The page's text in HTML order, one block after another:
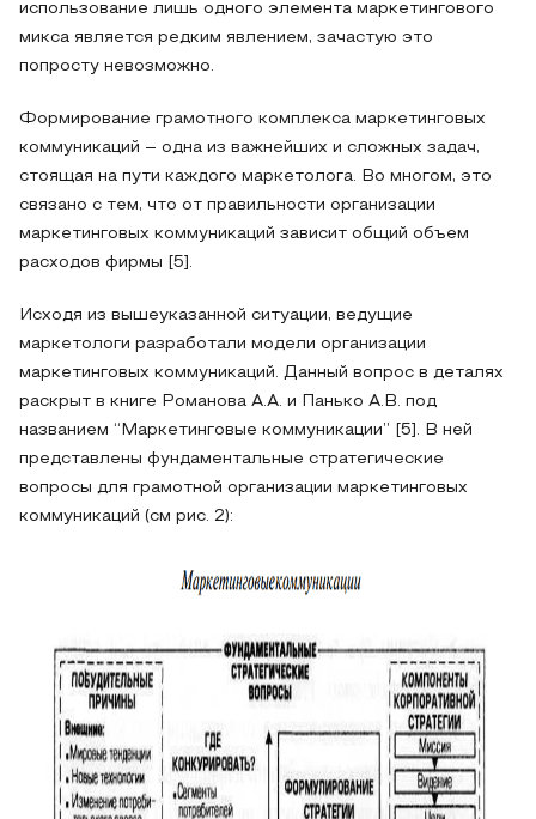
использование лишь одного элемента маркетингового
микса является редким явлением, зачастую это
попросту невозможно.
Формирование грамотного комплекса маркетинговых
коммуникаций – одна из важнейших и сложных задач,
стоящая на пути каждого маркетолога. Во многом, это
связано с тем, что от правильности организации
маркетинговых коммуникаций зависит общий объем
расходов фирмы [5].
Исходя из вышеуказанной ситуации, ведущие
маркетологи разработали модели организации
маркетинговых коммуникаций. Данный вопрос в деталях
раскрыт в книге Романова А.А. и Панько А.В. под
названием “Маркетинговые коммуникации” [5]. В ней
представлены фундаментальные стратегические
вопросы для грамотной организации маркетинговых
коммуникаций (см рис. 2):